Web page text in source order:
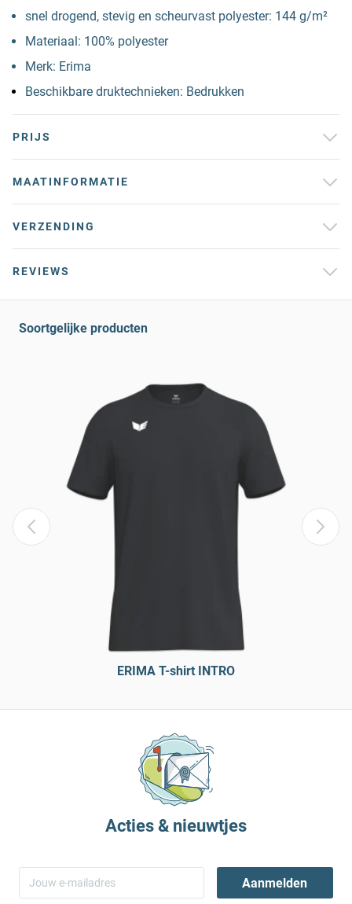
snel drogend, stevig en scheurvast polyester: 144 g/m²
Materiaal: 100% polyester
Merk: Erima
Beschikbare druktechnieken: Bedrukken
PRIJS
MAATINFORMATIE
VERZENDING
REVIEWS
Soortgelijke producten
ERIMA T-shirt INTRO
Acties & nieuwtjes
Aanmelden